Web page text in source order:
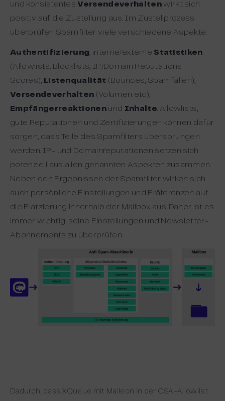
und konsistentes Versendeverhaltenwirkt sich
positiv auf die Zustellung aus. Im Zustellprozess
überprüfen Spamfilter viele verschiedene Aspekte:
Authentifizierung, interne/externe Statistiken
(Allowlists, Blocklists, IP/Domain Reputations-
Scores), Listenqualität (Bounces, Spamfallen),
Versendeverhalten (Volumen etc.),
Empfängerreaktionen und Inhalte. Allowlists,
gute Reputationen und Zertifizierungen können dafür
sorgen, dass Teile des Spamfilters übersprungen
werden. IP- und Domainreputationen setzen sich
potenziell aus allen genannten Aspekten zusammen.
Neben den Ergebnissen der Spamfilter wirken sich
auch persönliche Einstellungen und Präferenzen auf
die Platzierung innerhalb der Mailbox aus. Daher ist es
immer wichtig, seine Einstellungen und Newsletter-
Abonnements zu überprüfen.
Dadurch, dass XQueue mit Maileon in der CSA-Allowlist